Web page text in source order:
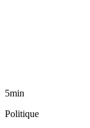
5min
Politique